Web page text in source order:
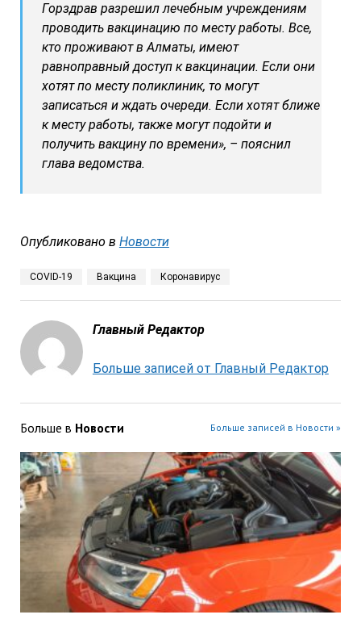
Горздрав разрешил лечебным учреждениям
проводить вакцинацию по месту работы. Все,
кто проживают в Алматы, имеют
равноправный доступ к вакцинации. Если они
хотят по месту поликлиник, то могут
записаться и ждать очереди. Если хотят ближе
к месту работы, также могут подойти и
получить вакцину по времени», – пояснил
глава ведомства.
Опубликовано в Новости
COVID-19 Вакцина Коронавирус
Главный Редактор
Больше записей от Главный Редактор
Больше в Новости Больше записей в Новости »